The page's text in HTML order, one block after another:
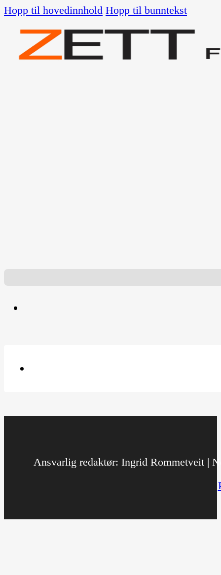
Hopp til hovedinnhold Hopp til bunntekst
Ansvarlig redaktør: Ingrid Rommetveit |